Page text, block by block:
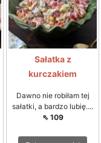
Sałatka z
kurczakiem
Dawno nie robiłam tej
sałatki, a bardzo lubię....
⇖ 109